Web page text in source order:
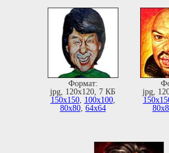
Формат:
jpg, 120х120, 7 КБ
150х150, 100х100,
80х80, 64х64
jpg,